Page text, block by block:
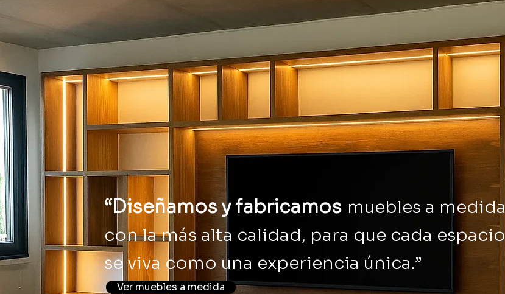
“Diseñamos y fabricamos muebles a medida
con la más alta calidad, para que cada espacio
se viva como una experiencia única.”
Ver muebles a medida